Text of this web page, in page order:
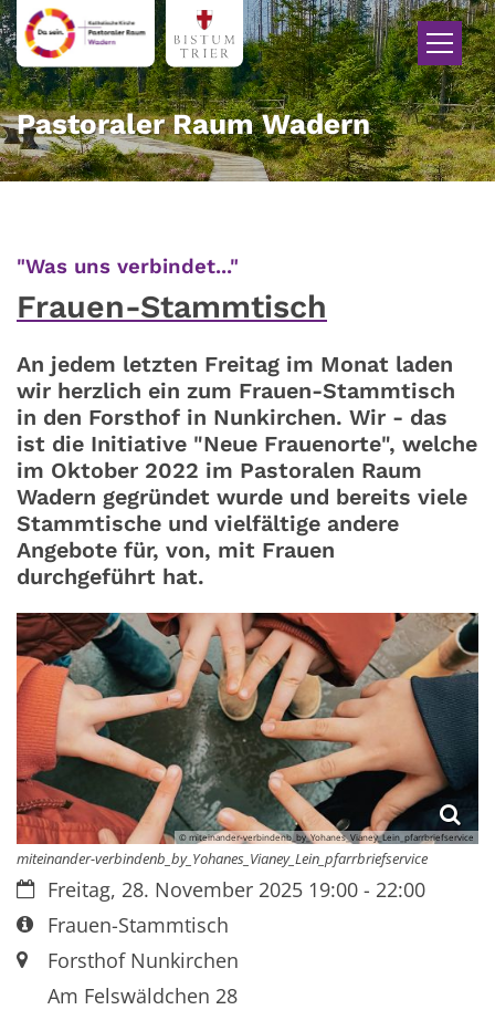
Zum Inhalt springen
Pastoraler Raum Wadern
"Was uns verbindet..."
Frauen-Stammtisch
An jedem letzten Freitag im Monat laden
wir herzlich ein zum Frauen-Stammtisch
in den Forsthof in Nunkirchen. Wir - das
ist die Initiative "Neue Frauenorte", welche
im Oktober 2022 im Pastoralen Raum
Wadern gegründet wurde und bereits viele
Stammtische und vielfältige andere
Angebote für, von, mit Frauen
durchgeführt hat.
© miteinander-verbindenb_by_Yohanes_Vianey_Lein_pfarrbriefservice
miteinander-verbindenb_by_Yohanes_Vianey_Lein_pfarrbriefservice
Datum:Freitag, 28. November 2025 19:00 - 22:00
Art bzw. Nummer:
Frauen-Stammtisch
Ort:Forsthof Nunkirchen
Am Felswäldchen 28